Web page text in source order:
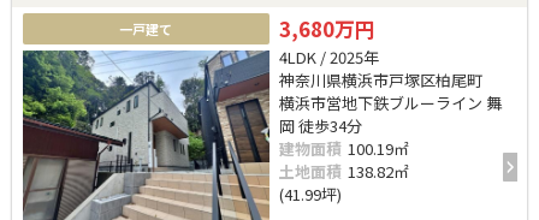
一戸建て 3,680万円
4LDK / 2025年
神奈川県横浜市戸塚区柏尾町
横浜市営地下鉄ブルーライン 舞
岡 徒歩34分
建物面積 100.19㎡
土地面積 138.82㎡
(41.99坪)